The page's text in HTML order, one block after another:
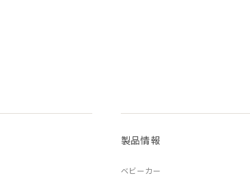
製品情報
ベビーカー